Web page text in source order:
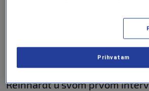
"Navodno je za njezinu
zadužena utjecajna osoba
trgovinom drogom. Taki se
priči, nije to bilo jednokratno",
Reinhardt u svom prvom
Prihvatam